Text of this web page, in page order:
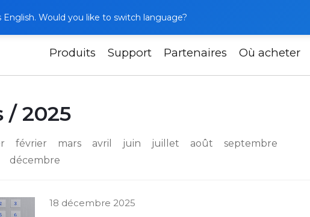
Would you like to switch language?
Produits Support Partenaires Où acheter
/ 2025
février mars avril juin juillet août
septembre
décembre
18 décembre 2025